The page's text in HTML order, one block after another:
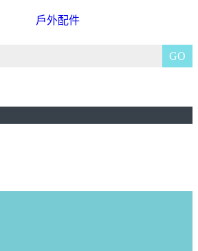
戶外配件
GO